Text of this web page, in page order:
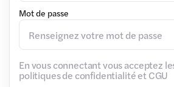
Mot de passe
En vous connectant vous acceptez
politiques de confidentialité et CGU